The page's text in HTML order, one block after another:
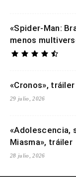
«Spider-Man:
menos
«Cronos», tráiler
29 julio, 2026
«Adolescencia,
Miasma», tráiler
28 julio, 2026